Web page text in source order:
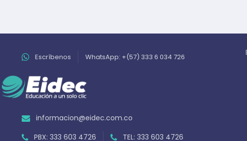
Escríbenos WhatsApp: +(57) 333 6 034 726
informacion@eidec.com.co
PBX: 333 603 4726
TEL: 333 603 4726